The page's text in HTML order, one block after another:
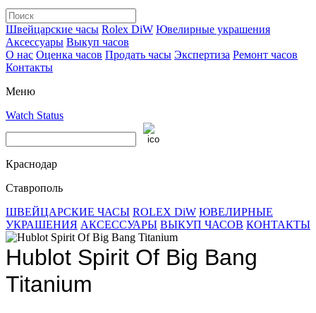
Швейцарские часы Rolex DiW Ювелирные украшения
Аксессуары Выкуп часов
О нас Оценка часов Продать часы Экспертиза Ремонт часов
Контакты
Меню
Watch Status
Краснодар
Ставрополь
ШВЕЙЦАРСКИЕ ЧАСЫ ROLEX DiW ЮВЕЛИРНЫЕ
УКРАШЕНИЯ АКСЕССУАРЫ ВЫКУП ЧАСОВ КОНТАКТЫ
Hublot Spirit Of Big Bang
Titanium